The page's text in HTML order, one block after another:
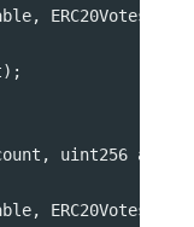
uint256